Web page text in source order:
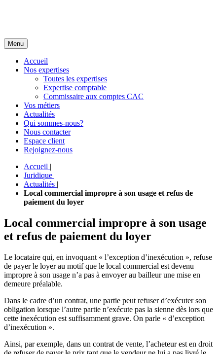
Menu
Accueil
Nos expertises
Toutes les expertises
Expertise comptable
Commissaire aux comptes CAC
Vos métiers
Actualités
Qui sommes-nous?
Nous contacter
Espace client
Rejoignez-nous
Accueil |
Juridique |
Actualités |
Local commercial impropre à son usage et refus de
paiement du loyer
Local commercial impropre à son usage
et refus de paiement du loyer
Le locataire qui, en invoquant « l’exception d’inexécution », refuse
de payer le loyer au motif que le local commercial est devenu
impropre à son usage n’a pas à envoyer au bailleur une mise en
demeure préalable.
Dans le cadre d’un contrat, une partie peut refuser d’exécuter son
obligation lorsque l’autre partie n’exécute pas la sienne dès lors que
cette inexécution est suffisamment grave. On parle « d’exception
d’inexécution ».
Ainsi, par exemple, dans un contrat de vente, l’acheteur est en droit